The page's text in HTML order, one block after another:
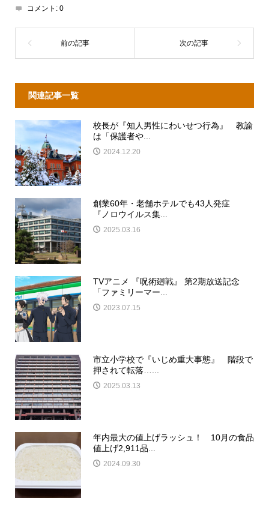
コメント: 0
関連記事一覧
校長が『知人男性にわいせつ行為』 教諭
は「保護者や...
2024.12.20
創業60年・老舗ホテルでも43人発症
『ノロウイルス集...
2025.03.16
TVアニメ 『呪術廻戦』 第2期放送記念
「ファミリーマー...
2023.07.15
市立小学校で『いじめ重大事態』 階段で
押されて転落…...
2025.03.13
年内最大の値上げラッシュ！ 10月の食品
値上げ2,911品...
2024.09.30